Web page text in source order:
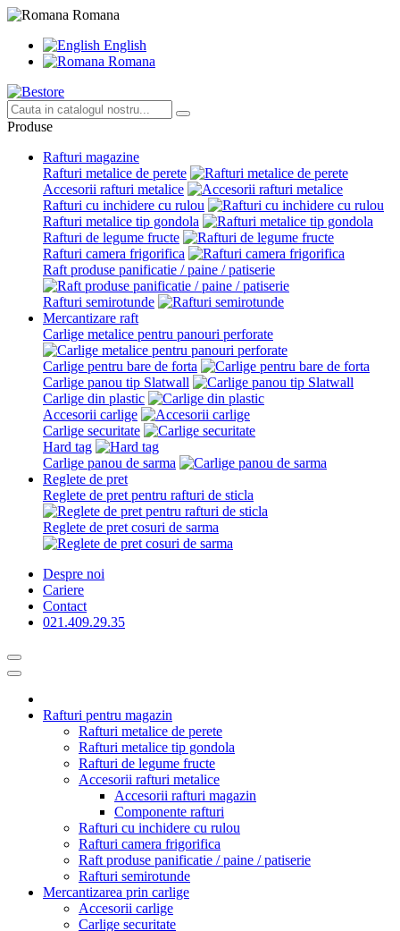
Romana
English
Romana
Produse
Rafturi magazine
Rafturi metalice de perete
Accesorii rafturi metalice
Rafturi cu inchidere cu rulou
Rafturi metalice tip gondola
Rafturi de legume fructe
Rafturi camera frigorifica
Raft produse panificatie / paine / patiserie
Rafturi semirotunde
Mercantizare raft
Carlige metalice pentru panouri perforate
Carlige pentru bare de forta
Carlige panou tip Slatwall
Carlige din plastic
Accesorii carlige
Carlige securitate
Hard tag
Carlige panou de sarma
Reglete de pret
Reglete de pret pentru rafturi de sticla
Reglete de pret cosuri de sarma
Despre noi
Cariere
Contact
021.409.29.35
Rafturi pentru magazin
Rafturi metalice de perete
Rafturi metalice tip gondola
Rafturi de legume fructe
Accesorii rafturi metalice
Accesorii rafturi magazin
Componente rafturi
Rafturi cu inchidere cu rulou
Rafturi camera frigorifica
Raft produse panificatie / paine / patiserie
Rafturi semirotunde
Mercantizarea prin carlige
Accesorii carlige
Carlige securitate